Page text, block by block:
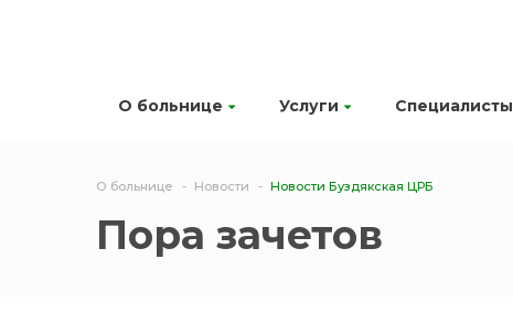
О больнице Услуги Специалисты
О больнице Новости Новости Буздякская ЦРБ
Пора зачетов